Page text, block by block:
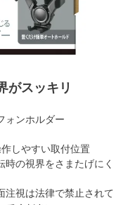
がスッキリ
ォンホルダー
しやすい取付位置
時の視界をさまたげにく
視は法律で禁止されて